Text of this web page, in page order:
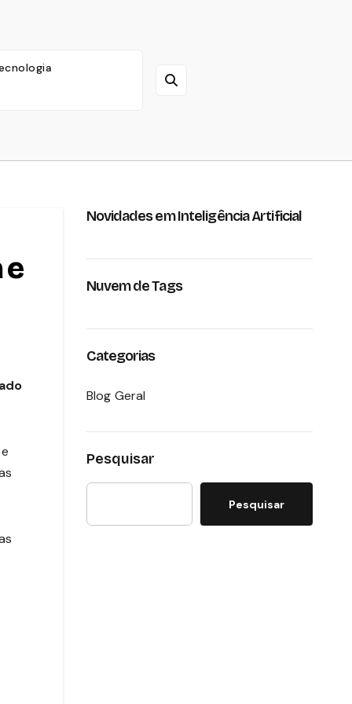
e
Novidades em Inteligência Artificial
Nuvem de Tags
Categorias
Blog Geral
Pesquisar
Pesquisar